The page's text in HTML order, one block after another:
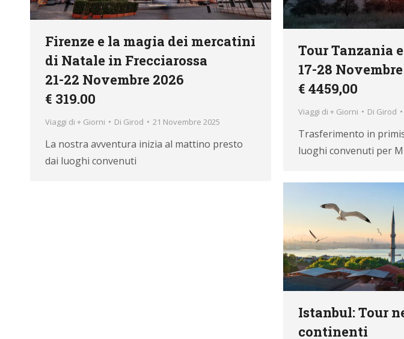
Firenze e la magia dei mercatini
di Natale in Frecciarossa
21-22 Novembre 2026
€ 319.00
Viaggi di + Giorni Di Girod 21 Novembre 2025
La nostra avventura inizia al mattino presto
dai luoghi convenuti
Tour Tanzania
17-28
€ 4459,00
Viaggi di + Giorni Di Girod
Trasferimento in
luoghi convenuti per
Istanbul: Tour
continenti